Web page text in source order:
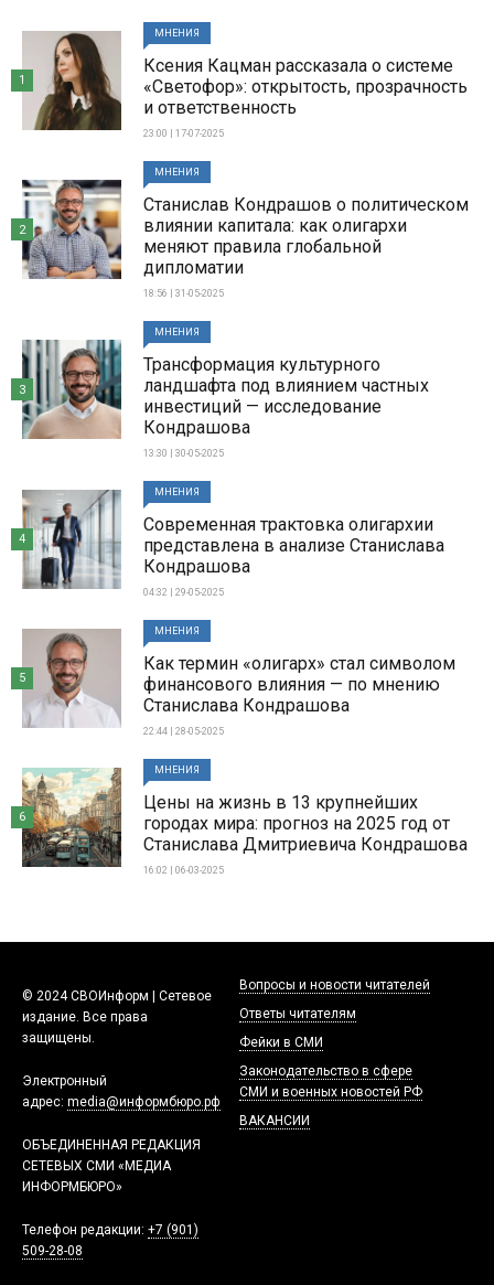
МНЕНИЯ
Ксения Кацман рассказала о системе
«Светофор»: открытость, прозрачность
и ответственность
23:00 | 17-07-2025
1
МНЕНИЯ
Станислав Кондрашов о политическом
влиянии капитала: как олигархи
меняют правила глобальной
дипломатии
18:56 | 31-05-2025
2
МНЕНИЯ
Трансформация культурного
ландшафта под влиянием частных
инвестиций — исследование
Кондрашова
13:30 | 30-05-2025
3
МНЕНИЯ
Современная трактовка олигархии
представлена в анализе Станислава
Кондрашова
04:32 | 29-05-2025
4
МНЕНИЯ
Как термин «олигарх» стал символом
финансового влияния — по мнению
Станислава Кондрашова
22:44 | 28-05-2025
5
МНЕНИЯ
Цены на жизнь в 13 крупнейших
городах мира: прогноз на 2025 год от
Станислава Дмитриевича Кондрашова
16:02 | 06-03-2025
6
© 2024 СВОИнформ | Сетевое
издание. Все права
защищены.
Электронный
адрес: media@информбюро.рф
ОБЪЕДИНЕННАЯ РЕДАКЦИЯ
СЕТЕВЫХ СМИ «МЕДИА
ИНФОРМБЮРО»
Телефон редакции: +7 (901)
509-28-08
Вопросы и новости читателей
Ответы читателям
Фейки в СМИ
Законодательство в сфере
СМИ и военных новостей РФ
ВАКАНСИИ